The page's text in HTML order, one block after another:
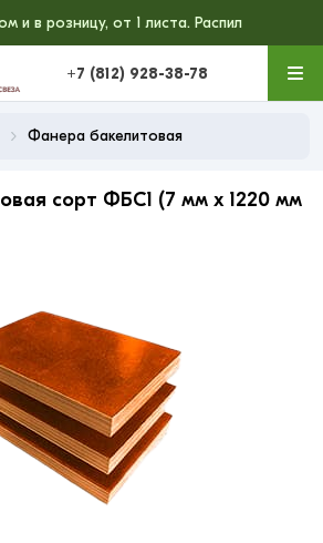
и в розницу, от 1 листа. Распил
+7 (812) 928-38-78
Фанера бакелитовая
сорт ФБС1 (7 мм x 1220 мм